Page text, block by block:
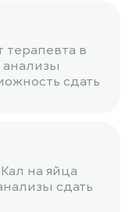
терапевта в
анализы
сдать
на яйца
сдать